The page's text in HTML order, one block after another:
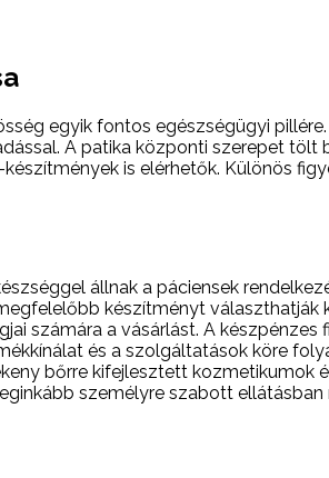
egyik fontos egészségügyi
A patika központi szerepet
is elérhetők. Különös
állnak a páciensek
készítményt
számára a vásárlást. A
és a szolgáltatások köre
bőrre kifejlesztett
személyre szabott ellátásban